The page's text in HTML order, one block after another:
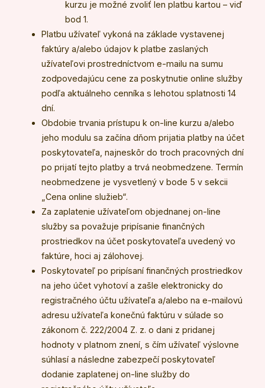
kurzu je možné zvoliť len platbu kartou – viď
bod 1.
Platbu užívateľ vykoná na základe vystavenej
faktúry a/alebo údajov k platbe zaslaných
užívateľovi prostredníctvom e-mailu na sumu
zodpovedajúcu cene za poskytnutie online služby
podľa aktuálneho cenníka s lehotou splatnosti 14
dní.
Obdobie trvania prístupu k on-line kurzu a/alebo
jeho modulu sa začína dňom prijatia platby na účet
poskytovateľa, najneskôr do troch pracovných dní
po prijatí tejto platby a trvá neobmedzene. Termín
neobmedzene je vysvetlený v bode 5 v sekcii
„Cena online služieb“.
Za zaplatenie užívateľom objednanej on-line
služby sa považuje pripísanie finančných
prostriedkov na účet poskytovateľa uvedený vo
faktúre, hoci aj zálohovej.
Poskytovateľ po pripísaní finančných prostriedkov
na jeho účet vyhotoví a zašle elektronicky do
registračného účtu užívateľa a/alebo na e-mailovú
adresu užívateľa konečnú faktúru v súlade so
zákonom č. 222/2004 Z. z. o dani z pridanej
hodnoty v platnom znení, s čím užívateľ výslovne
súhlasí a následne zabezpečí poskytovateľ
dodanie zaplatenej on-line služby do